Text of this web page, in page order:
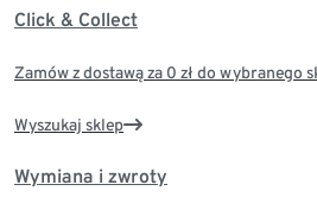
Click & Collect
Zamów z dostawą za 0 zł do wybranego
Wyszukaj sklep
Wymiana i zwroty